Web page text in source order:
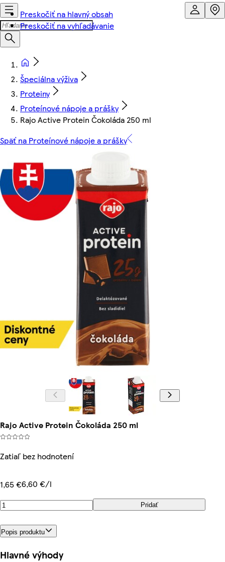
Preskočiť na hlavný obsah
Preskočiť na vyhľadávanie
Špeciálna výživa
Proteiny
Proteínové nápoje a prášky
Rajo Active Protein Čokoláda 250 ml
Späť na Proteínové nápoje a prášky
Rajo Active Protein Čokoláda 250 ml
Zatiaľ bez hodnotení
1,65 €6,60 €/l
Pridať
Popis produktu
Hlavné výhody